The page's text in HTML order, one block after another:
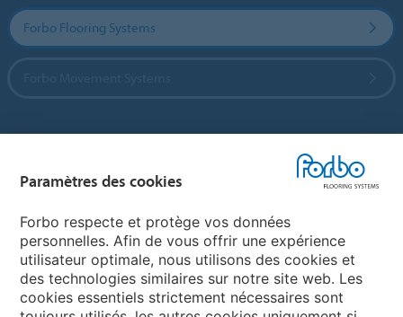
Forbo Flooring Systems
My Forbo
LEXIQUE
Paramètres des cookies
Forbo respecte et protège vos données
personnelles. Afin de vous offrir une expérience
utilisateur optimale, nous utilisons des cookies et
des technologies similaires sur notre site web. Les
cookies essentiels strictement nécessaires sont